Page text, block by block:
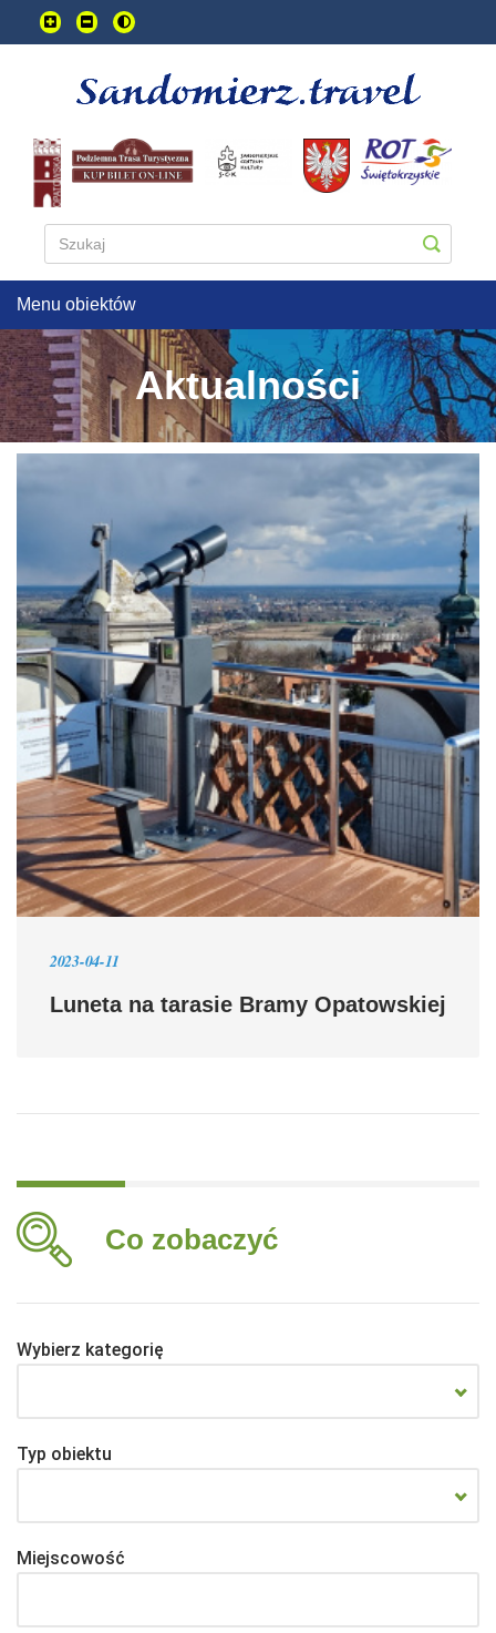
Przejdź
do
treści
Menu obiektów
Aktualności
2023-04-11
Luneta na tarasie Bramy Opatowskiej
Co zobaczyć
Wybierz kategorię
Typ obiektu
Miejscowość